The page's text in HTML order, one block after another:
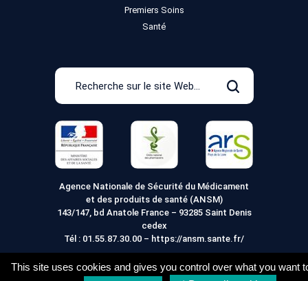
Premiers Soins
Santé
Recherche
le
site
Web
Rechercher
Agence Nationale de Sécurité du Médicament
et des produits de santé (ANSM)
143/147, bd Anatole France – 93285 Saint Denis
cedex
Tél : 01.55.87.30.00 – https://ansm.sante.fr/
This site uses cookies and gives you control over what you want